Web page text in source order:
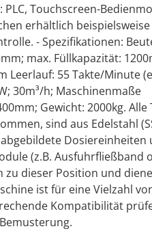
Touchscreen-
erhältlich
- Spezifikationen:
max. Füllkapazität:
Leerlauf: 55 Takte/Minute
30m³/h; Maschinenmaße
Gewicht: 2000kg.
sind aus Edelstahl
(z.B. Ausfuhrfließband
zu dieser Position und
ist für eine Vielzahl
Kompatibilität